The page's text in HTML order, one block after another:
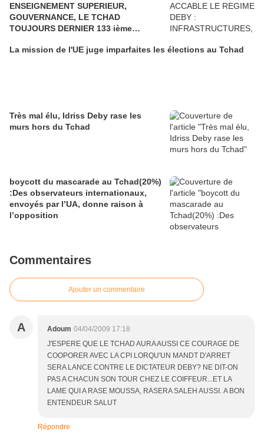
ENSEIGNEMENT SUPERIEUR,
GOUVERNANCE, LE TCHAD
TOUJOURS DERNIER 133 ième
TERRE….UNE REELECTION
La mission de l'UE juge imparfaites les élections au Tchad
Très mal élu, Idriss Deby rase les
murs hors du Tchad
boycott du mascarade au Tchad(20%)
:Des observateurs internationaux,
envoyés par l’UA, donne raison à
l’opposition
Commentaires
Ajouter un commentaire
A Adoum 04/04/2009 17:18
J'ESPERE QUE LE TCHAD AURA AUSSI CE COURAGE DE
COOPORER AVEC LA CPI LORQU'UN MANDT D'ARRET
SERA LANCE CONTRE LE DICTATEUR DEBY? NE DIT-ON
PAS A CHACUN SON TOUR CHEZ LE COIFFEUR...ET LA
LAME QUI A RASE MOUSSA, RASERA SALEH AUSSI. A BON
ENTENDEUR SALUT
Répondre